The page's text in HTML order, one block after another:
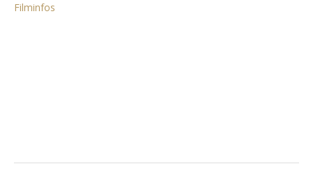
Filminfos